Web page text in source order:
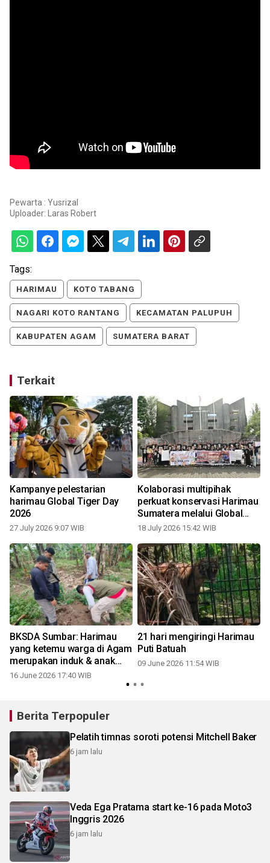
Pewarta : Yusrizal
Uploader:
Laras Robert
Tags:
HARIMAU KOTO TABANG
NAGARI KOTO RANTANG KECAMATAN PALUPUH
KABUPATEN AGAM SUMATERA BARAT
Terkait
Kampanye pelestarian
harimau Global Tiger Day
2026
27 July 2026 9:07 WIB
Kolaborasi multipihak
perkuat konservasi Harimau
Sumatera melalui Global
Tiger Day 2026
18 July 2026 15:42 WIB
BKSDA Sumbar: Harimau
yang ketemu warga di Agam
merupakan induk & anak
(Video)
16 June 2026 17:40 WIB
21 hari mengiringi Harimau
Puti Batuah
09 June 2026 11:54 WIB
Berita Terpopuler
Pelatih timnas soroti potensi Mitchell Baker
6 jam lalu
Veda Ega Pratama start ke-16 pada Moto3
Inggris 2026
6 jam lalu